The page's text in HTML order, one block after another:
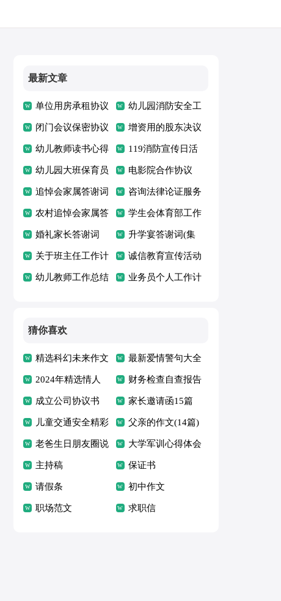
最新文章
单位用房承租协议
通用
幼儿园消防安全工
作计划
闭门会议保密协议 增资用的股东决议
幼儿教师读书心得
体会
119消防宣传日活
动总结(15篇)
幼儿园大班保育员
工作总结
电影院合作协议
追悼会家属答谢词
(15篇)
咨询法律论证服务
协议
农村追悼会家属答
谢词
学生会体育部工作
总结
婚礼家长答谢词
(15篇)
升学宴答谢词(集
锦15篇)
关于班主任工作计
划
诚信教育宣传活动
总结
幼儿教师工作总结 业务员个人工作计
猜你喜欢
精选科幻未来作文
五篇
最新爱情警句大全
（精选80句）
2024年精选情人
的语录汇编99句
财务检查自查报告
成立公司协议书 家长邀请函15篇
（精）
儿童交通安全精彩
演讲稿（精选9
篇）
父亲的作文(14篇)
老爸生日朋友圈说
说
大学军训心得体会
(集锦15篇)
主持稿 保证书
请假条 初中作文
职场范文 求职信